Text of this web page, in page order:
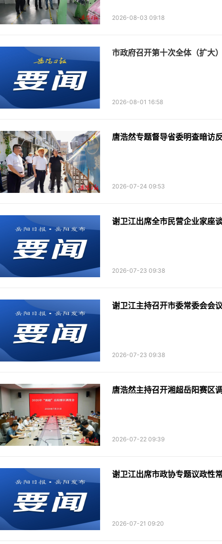
2026-08-03 09:18
市政府召开第十次全体（扩大
2026-08-01 16:58
唐浩然专题督导省委明查暗访
2026-07-24 09:53
谢卫江出席全市民营企业家座
2026-07-23 09:38
谢卫江主持召开市委常委会会
2026-07-23 09:38
唐浩然主持召开湘超岳阳赛区
2026-07-22 09:39
谢卫江出席市政协专题议政性
2026-07-21 09:20